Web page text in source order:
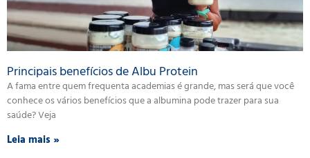
Principais benefícios de Albu Protein
A fama entre quem frequenta academias é grande, mas será que você
conhece os vários benefícios que a albumina pode trazer para sua
saúde? Veja
Leia mais »